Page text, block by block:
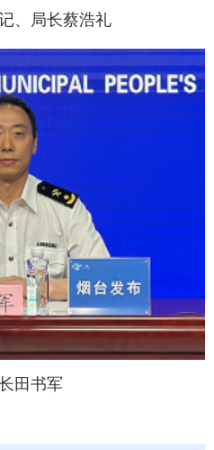
、局长蔡浩礼
田书军